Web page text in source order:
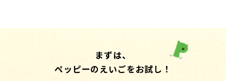
まずは、
ペッピーのえいごをお試し！